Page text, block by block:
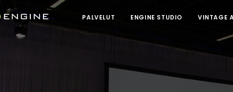
PALVELUT ENGINE STUDIO VINTAGE